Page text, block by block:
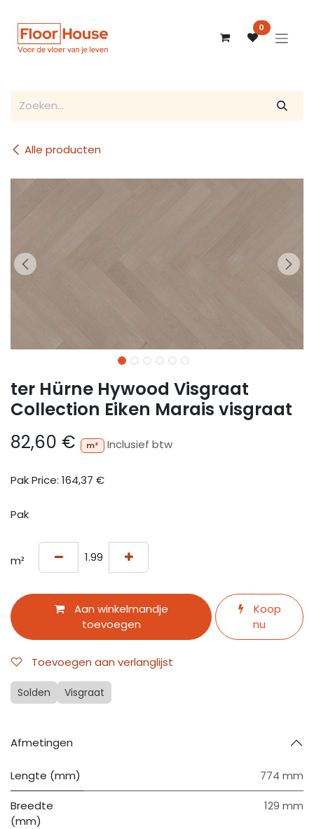
0
Alle producten
ter Hürne Hywood Visgraat
Collection Eiken Marais visgraat
82,60 € m² Inclusief btw
Pak Price: 164,37 €
Pak
m²
Aan winkelmandje
toevoegen
Koop
nu
Toevoegen aan verlanglijst
Solden Visgraat
Afmetingen
Lengte (mm) 774 mm
Breedte
(mm)
129 mm